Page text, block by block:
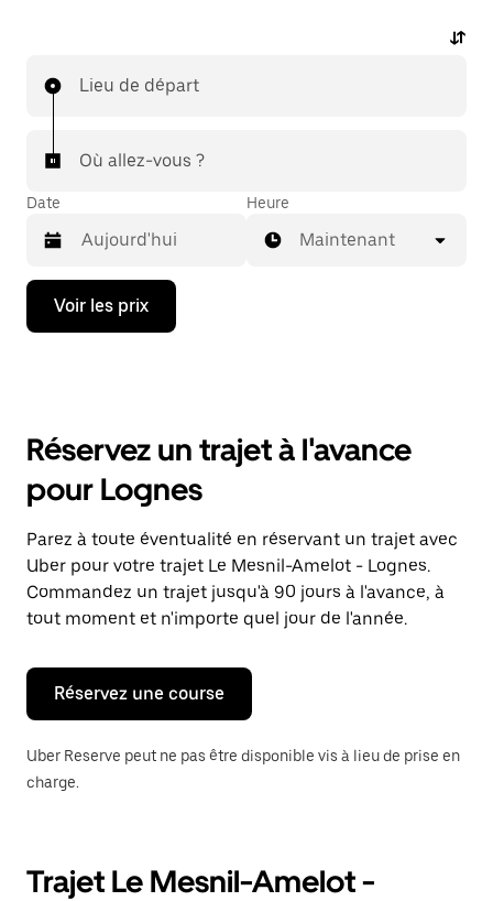
Lieu de départ
Où allez-vous ?
Date
Appuyez
la
ouvrir
calendrier
et
sélectionner
une
date.
Appuyez
sur
la
Échap
pour
fermer
calendrier.
Heure
Maintenant
Voir les prix
Réservez un trajet à l'avance
pour Lognes
Parez à toute éventualité en réservant un trajet avec
Uber pour votre trajet Le Mesnil-Amelot - Lognes.
Commandez un trajet jusqu'à 90 jours à l'avance, à
tout moment et n'importe quel jour de l'année.
Réservez une course
Uber Reserve peut ne pas être disponible vis à lieu de prise en
charge.
Trajet Le Mesnil-Amelot -